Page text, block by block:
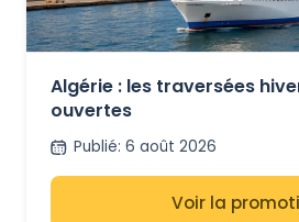
Algérie : les traversées
ouvertes
Publié: 6 août 2026
Voir la